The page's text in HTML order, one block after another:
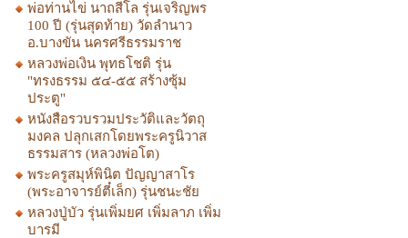
พ่อท่านไข่ นาถสีโล รุ่นเจริญพร
100 ปี (รุ่นสุดท้าย) วัดลำนาว
อ.บางขัน นครศรีธรรมราช
หลวงพ่อเงิน พุทธโชติ รุ่น
"ทรงธรรม ๕๔-๕๕ สร้างซุ้ม
ประตู"
หนังสือรวบรวมประวัติและวัตถุ
มงคล ปลุกเสกโดยพระครูนิวาส
ธรรมสาร (หลวงพ่อโต)
พระครูสมุห์พินิต ปัญญาสาโร
(พระอาจารย์ตี๋เล็ก) รุ่นชนะชัย
หลวงปู่บัว รุ่นเพิ่มยศ เพิ่มลาภ เพิ่ม
บารมี